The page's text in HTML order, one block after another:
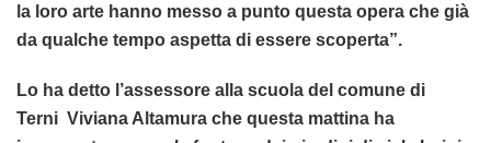
la loro arte hanno messo a punto questa opera che già
da qualche tempo aspetta di essere scoperta”.
Lo ha detto l’assessore alla scuola del comune di
Terni Viviana Altamura che questa mattina ha